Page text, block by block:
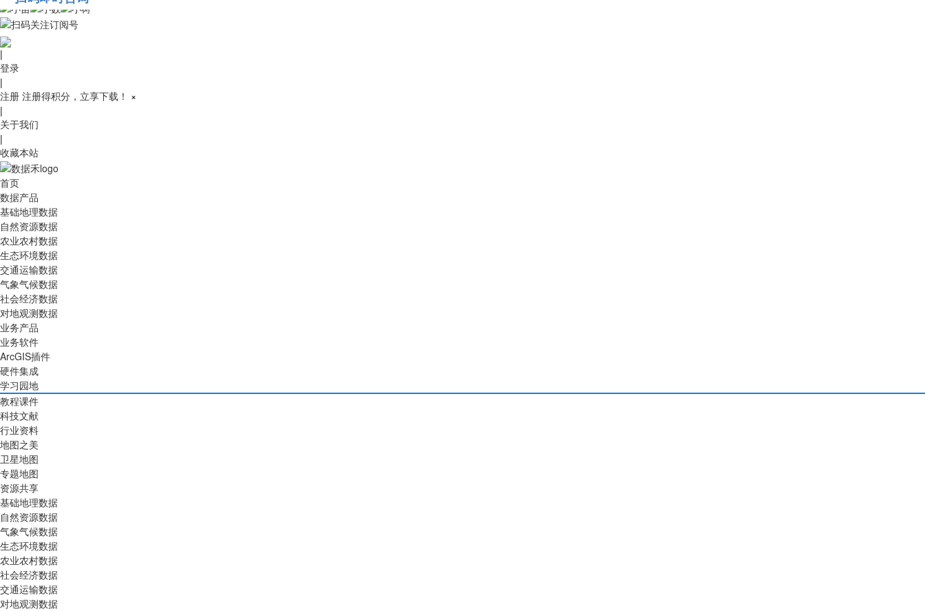
010-53689091
|
登录
|
注册 注册得积分，立享下载！ ×
|
关于我们
|
收藏本站
首页
数据产品
基础地理数据
自然资源数据
农业农村数据
生态环境数据
交通运输数据
气象气候数据
社会经济数据
对地观测数据
业务产品
业务软件
ArcGIS插件
硬件集成
学习园地
教程课件
科技文献
行业资料
地图之美
卫星地图
专题地图
资源共享
基础地理数据
自然资源数据
气象气候数据
生态环境数据
农业农村数据
社会经济数据
交通运输数据
对地观测数据